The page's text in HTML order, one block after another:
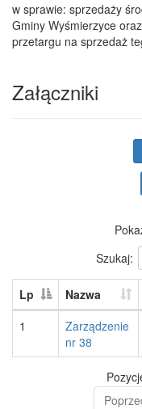
w sprawie: sprzedaży
Gminy Wyśmierzyce
przetargu na sprzedaż
Załączniki
Szukaj:
Lp Nazwa
1
Zarządzenie
nr 38